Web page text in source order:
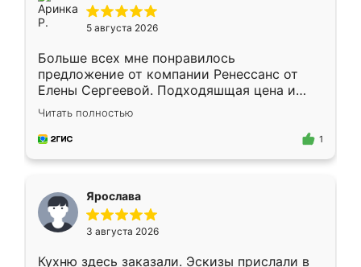
5 августа 2026
Больше всех мне понравилось
предложение от компании Ренессанс от
Елены Сергеевой. Подходяшщая цена и
короткие сроки изготовления. Приехавший
для замера сотрудник Владислав
предложил по моему эскизу самый
Читать полностью
1
Ярослава
3 августа 2026
Кухню здесь заказали. Эскизы прислали в